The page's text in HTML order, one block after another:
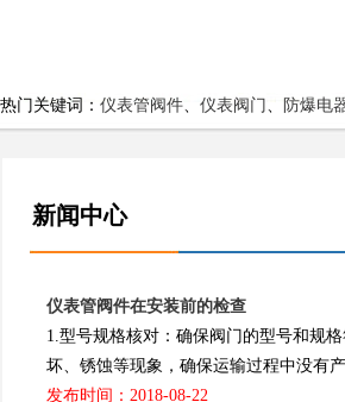
热门关键词： 仪表管阀件、 仪表阀门 、 防爆电
新闻中心
仪表管阀件在安装前的检查
1.‌型号规格核对‌：确保阀门的型号和规
坏、锈蚀等现象，确保运输过程中
发布时间：2018-08-22